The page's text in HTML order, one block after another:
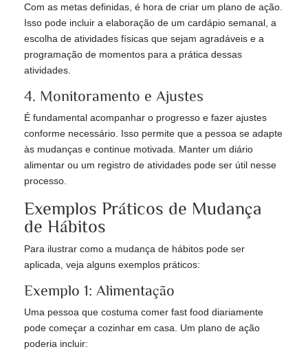
Com as metas definidas, é hora de criar um plano de ação.
Isso pode incluir a elaboração de um cardápio semanal, a
escolha de atividades físicas que sejam agradáveis e a
programação de momentos para a prática dessas
atividades.
4. Monitoramento e Ajustes
É fundamental acompanhar o progresso e fazer ajustes
conforme necessário. Isso permite que a pessoa se adapte
às mudanças e continue motivada. Manter um diário
alimentar ou um registro de atividades pode ser útil nesse
processo.
Exemplos Práticos de Mudança
de Hábitos
Para ilustrar como a mudança de hábitos pode ser
aplicada, veja alguns exemplos práticos:
Exemplo 1: Alimentação
Uma pessoa que costuma comer fast food diariamente
pode começar a cozinhar em casa. Um plano de ação
poderia incluir: